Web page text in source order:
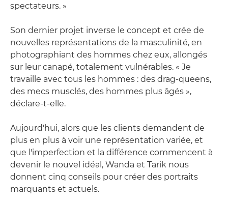
spectateurs. »
Son dernier projet inverse le concept et crée de
nouvelles représentations de la masculinité, en
photographiant des hommes chez eux, allongés
sur leur canapé, totalement vulnérables. « Je
travaille avec tous les hommes : des drag-queens,
des mecs musclés, des hommes plus âgés »,
déclare-t-elle.
Aujourd'hui, alors que les clients demandent de
plus en plus à voir une représentation variée, et
que l'imperfection et la différence commencent à
devenir le nouvel idéal, Wanda et Tarik nous
donnent cinq conseils pour créer des portraits
marquants et actuels.